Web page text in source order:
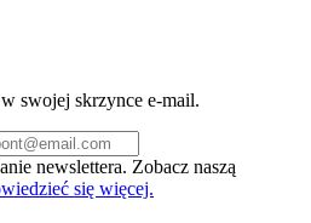
swojej skrzynce e-mail.
newslettera. Zobacz naszą
się więcej.